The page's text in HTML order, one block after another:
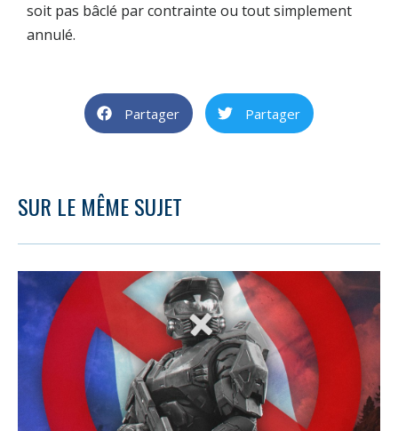
soit pas bâclé par contrainte ou tout simplement
annulé.
Partager Partager
SUR LE MÊME SUJET